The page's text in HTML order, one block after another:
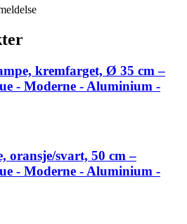
kremfarget, Ø 35 cm –
- Moderne - Aluminium -
oransje/svart, 50 cm –
- Moderne - Aluminium -